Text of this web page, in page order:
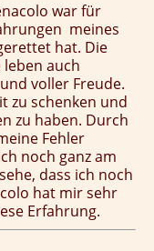
war für
meines
hat. Die
auch
voller Freude.
zu schenken und
zu haben. Durch
Fehler
noch ganz am
dass ich noch
hat mir sehr
Erfahrung.